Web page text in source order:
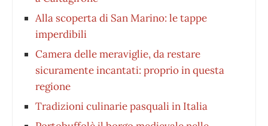
Alla scoperta di San Marino: le tappe
imperdibili
Camera delle meraviglie, da restare
sicuramente incantati: proprio in questa
regione
Tradizioni culinarie pasquali in Italia